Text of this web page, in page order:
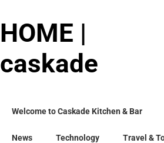
HOME |
caskade
Welcome to Caskade Kitchen & Bar
News Technology Travel &